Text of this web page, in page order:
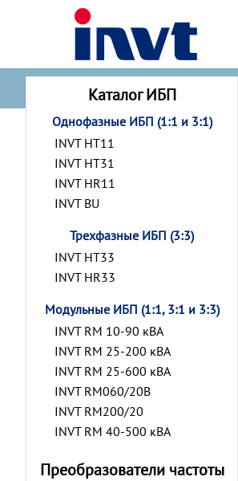
Каталог ИБП
Однофазные ИБП (1:1 и 3:1)
INVT HT11
INVT HT31
INVT HR11
INVT BU
Трехфазные ИБП (3:3)
INVT HT33
INVT HR33
Модульные ИБП (1:1, 3:1 и 3:3)
INVT RM 10-90 кВА
INVT RM 25-200 кВА
INVT RM 25-600 кВА
INVT RM060/20B
INVT RM200/20
INVT RM 40-500 кВА
Преобразователи частоты